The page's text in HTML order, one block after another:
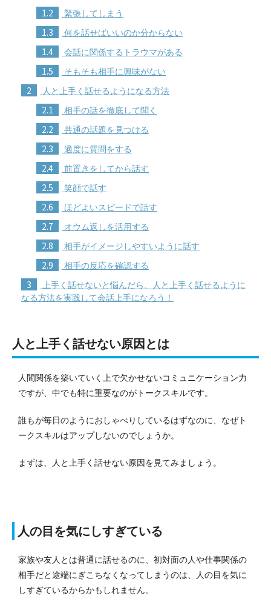
1.2 緊張してしまう
1.3 何を話せばいいのか分からない
1.4 会話に関係するトラウマがある
1.5 そもそも相手に興味がない
2 人と上手く話せるようになる方法
2.1 相手の話を徹底して聞く
2.2 共通の話題を見つける
2.3 適度に質問をする
2.4 前置きをしてから話す
2.5 笑顔で話す
2.6 ほどよいスピードで話す
2.7 オウム返しを活用する
2.8 相手がイメージしやすいように話す
2.9 相手の反応を確認する
3
上手く話せないと悩んだら、人と上手く話せるように
なる方法を実践して会話上手になろう！
人と上手く話せない原因とは
人間関係を築いていく上で欠かせないコミュニケーション力
ですが、中でも特に重要なのがトークスキルです。
誰もが毎日のようにおしゃべりしているはずなのに、なぜト
ークスキルはアップしないのでしょうか。
まずは、人と上手く話せない原因を見てみましょう。
人の目を気にしすぎている
家族や友人とは普通に話せるのに、初対面の人や仕事関係の
相手だと途端にぎこちなくなってしまうのは、人の目を気に
しすぎているからかもしれません。